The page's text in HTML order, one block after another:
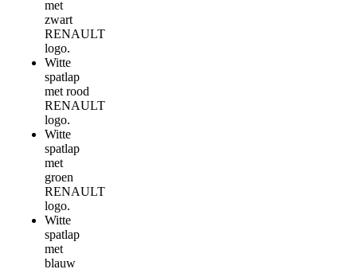
met
zwart
RENAULT
logo.
Witte
spatlap
met rood
RENAULT
logo.
Witte
spatlap
met
groen
RENAULT
logo.
Witte
spatlap
met
blauw